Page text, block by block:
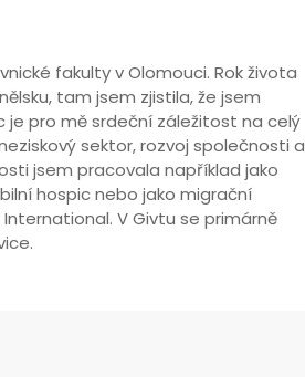
fakulty v Olomouci. Rok života
tam jsem zjistila, že jsem
pro mě srdeční záležitost na celý
sektor, rozvoj společnosti a
jsem pracovala například jako
hospic nebo jako migrační
V Givtu se primárně